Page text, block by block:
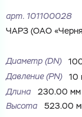
Город
Номер
Город
Файл с
арт. 101100028
ЧАРЗ (ОАО
Диаметр (DN)
Давление (PN)
10
Длина
230.00 мм
Высота
523.00